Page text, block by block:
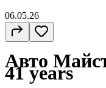
06.05.26
Авто
41 years